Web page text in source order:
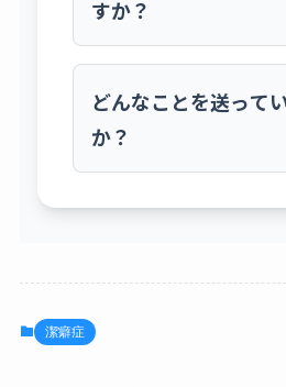
りません。安心してご利用
すか？
いただいたメッセージは、
読ませていただきます。内
人が特定されない形で、ブ
として取り上げさせていた
束できませんが、ご了承く
どんなことを送って
か？
判断した言葉や、攻撃的な
潔癖症